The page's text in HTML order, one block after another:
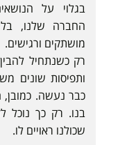
בגלוי על
החברה שלנו,
מושתקים ורגישים.
רק כשנתחיל
ותפיסות שונים
כבר נעשה. כמובן,
בנו. רק כך נוכל
שכולנו ראויים לו.